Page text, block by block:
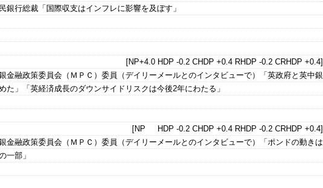
銀行総裁「国際収支はインフレに影響を及ぼす」
[NP+4.0 HDP -0.2 CHDP +0.4 RHDP -0.2 CRHDP +0.4]
金融政策委員会（ＭＰＣ）委員（デイリーメールとのインタビューで）「英政府と英中銀
た」「英経済成長のダウンサイドリスクは今後2年にわたる」
[NP HDP -0.2 CHDP +0.4 RHDP -0.2 CRHDP +0.4]
金融政策委員会（ＭＰＣ）委員（デイリーメールとのインタビューで）「ポンドの動きは
一部」